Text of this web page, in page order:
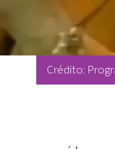
Crédito: